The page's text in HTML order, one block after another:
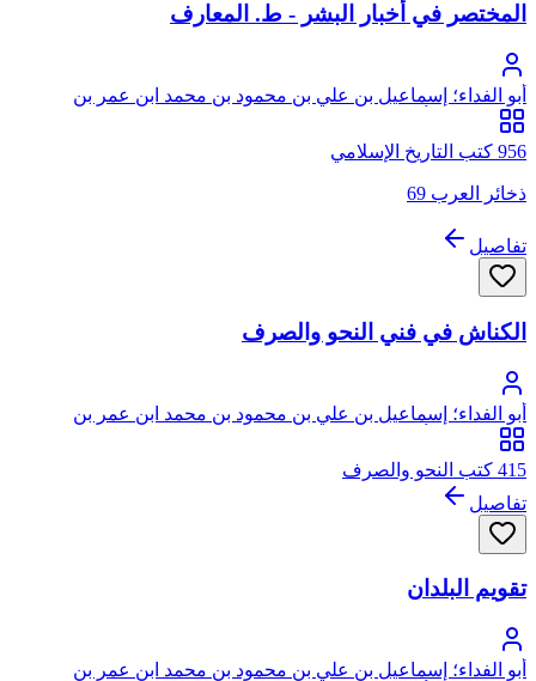
المختصر في أخبار البشر - ط. المعارف
أبو الفداء؛ إسماعيل بن علي بن محمود بن محمد ابن عمر بن
شاهنشاه بن أيوب
956 كتب التاريخ الإسلامي
ذخائر العرب 69
تفاصيل
الكناش في فني النحو والصرف
أبو الفداء؛ إسماعيل بن علي بن محمود بن محمد ابن عمر بن
شاهنشاه بن أيوب
415 كتب النحو والصرف
تفاصيل
تقويم البلدان
أبو الفداء؛ إسماعيل بن علي بن محمود بن محمد ابن عمر بن